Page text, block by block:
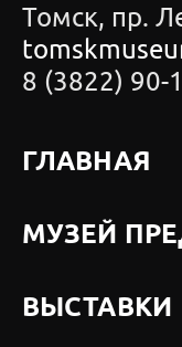
Томск, пр.
8 (3822) 90-
ГЛАВНАЯ
МУЗЕЙ
ВЫСТАВКИ